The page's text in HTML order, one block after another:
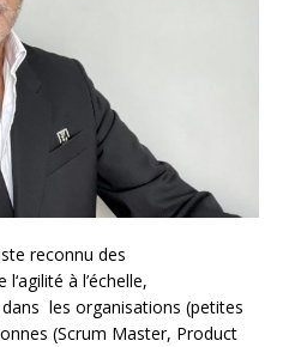
reconnu des
l‘agilité à l’échelle,
les organisations (petites
(Scrum Master, Product